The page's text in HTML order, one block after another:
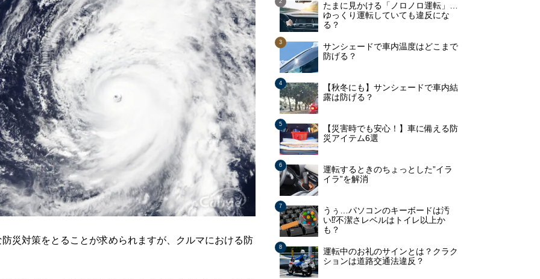
災対策をとることが求められますが、クルマにおける防
たまに見かける「ノロノロ運転」…
ゆっくり運転していても違反にな
る？
サンシェードで車内温度はどこまで
防げる？
【秋冬にも】サンシェードで車内結
露は防げる？
【災害時でも安心！】車に備える防
災アイテム6選
運転するときのちょっとした”イラ
イラ”を解消
うぅ…パソコンのキーボードは汚
い⁉不潔さレベルはトイレ以上か
も？
運転中のお礼のサインとは？クラク
ションは道路交通法違反？